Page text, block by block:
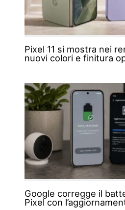
Pixel 11 si mostra nei
nuovi colori e finitura
Google corregge il
Pixel con